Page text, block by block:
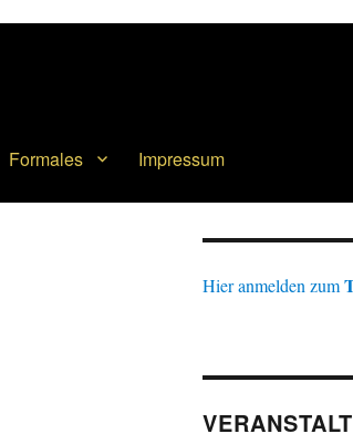
Formales Impressum
Hier anmelden zum